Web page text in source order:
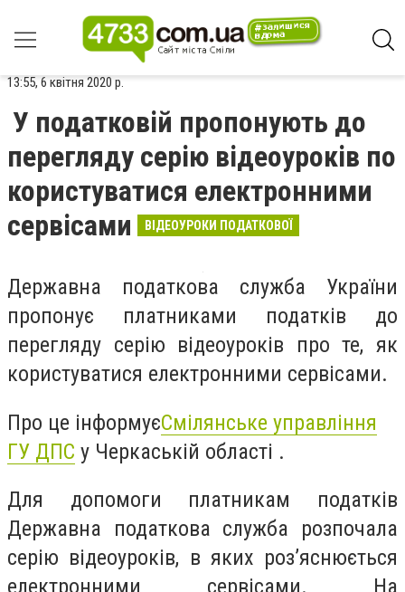
13:55, 6 квітня 2020 р.
У податковій пропонують до
перегляду серію відеоуроків по
користуватися електронними
сервісами
ВІДЕОУРОКИ ПОДАТКОВОЇ
Державна податкова служба України
пропонує платниками податків до
перегляду серію відеоуроків про те, як
користуватися електронними сервісами.
Про це інформуєСмілянське управління
ГУ ДПС у Черкаській області .
Для допомоги платникам податків
Державна податкова служба розпочала
серію відеоуроків, в яких роз’яснюється
електронними сервісами. На